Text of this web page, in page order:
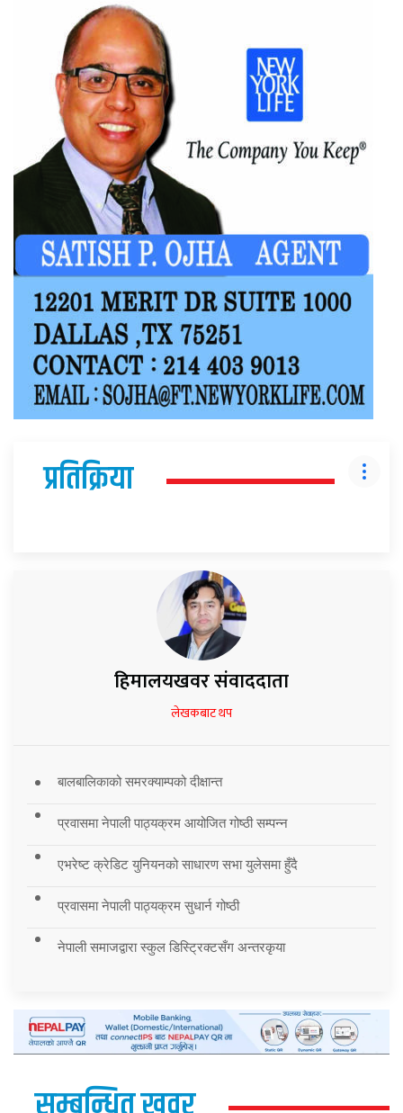
प्रतिक्रिया
हिमालयखवर संवाददाता
लेखकबाट थप
बालबालिकाको समरक्याम्पको दीक्षान्त
प्रवासमा नेपाली पाठ्यक्रम आयोजित गोष्ठी सम्पन्न
एभरेष्ट क्रेडिट युनियनको साधारण सभा युलेसमा हुँदै
प्रवासमा नेपाली पाठ्यक्रम सुधार्न गोष्ठी
नेपाली समाजद्वारा स्कुल डिस्ट्रिक्टसँग अन्तरकृया